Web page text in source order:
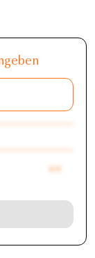
0 €